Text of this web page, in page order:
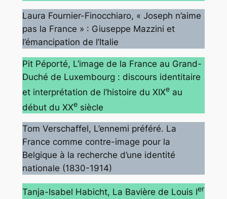
Laura Fournier-Finocchiaro, « Joseph n’aime
pas la France » : Giuseppe Mazzini et
l’émancipation de l’Italie
Pit Péporté, L’image de la France au Grand-
Duché de Luxembourg : discours identitaire
et interprétation de l’histoire du XIXeau
début du XXesiècle
Tom Verschaffel, L’ennemi préféré. La
France comme contre-image pour la
Belgique à la recherche d’une identité
nationale (1830-1914)
Tanja-Isabel Habicht, La Bavière de Louis Ier